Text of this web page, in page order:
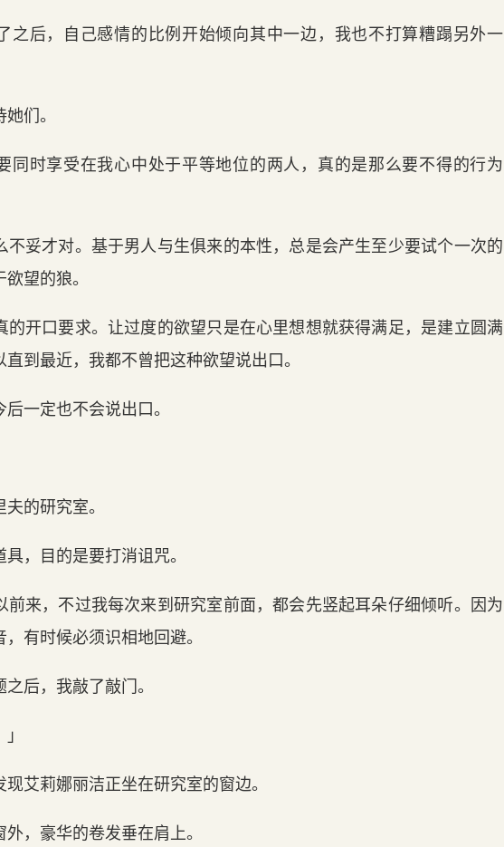
之后，自己感情的比例开始倾向其中一边，我也不打算糟蹋另外一
们。
同时享受在我心中处于平等地位的两人，真的是那么要不得的行为
不妥才对。基于男人与生俱来的本性，总是会产生至少要试个一次的
望的狼。
的开口要求。让过度的欲望只是在心里想想就获得满足，是建立圆满
到最近，我都不曾把这种欲望说出口。
一定也不会说出口。
的研究室。
，目的是要打消诅咒。
前来，不过我每次来到研究室前面，都会先竖起耳朵仔细倾听。因为
有时候必须识相地回避。
后，我敲了敲门。
艾莉娜丽洁正坐在研究室的窗边。
，豪华的卷发垂在肩上。